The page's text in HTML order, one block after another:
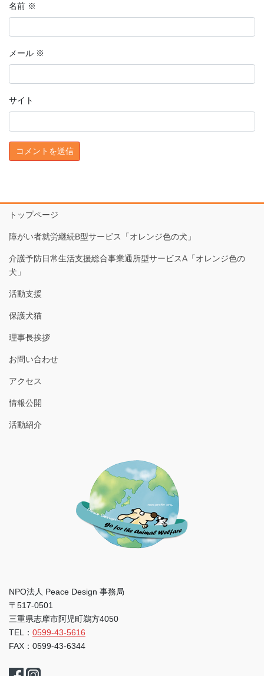
名前 ※
メール ※
サイト
トップページ
障がい者就労継続B型サービス「オレンジ色の犬」
介護予防日常生活支援総合事業通所型サービスA「オレンジ色の
犬」
活動支援
保護犬猫
理事長挨拶
お問い合わせ
アクセス
情報公開
活動紹介
NPO法人 Peace Design 事務局
〒517-0501
三重県志摩市阿児町鵜方4050
TEL： 0599-43-5616
FAX：0599-43-6344